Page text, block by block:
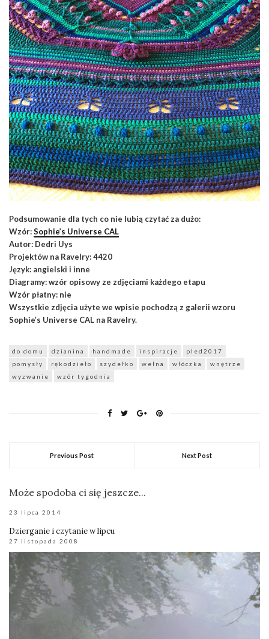
Podsumowanie dla tych co nie lubią czytać za dużo:
Wzór:Sophie’s Universe CAL
Autor: Dedri Uys
Projektów na Ravelry: 4420
Język: angielski i inne
Diagramy: wzór opisowy ze zdjęciami każdego etapu
Wzór płatny: nie
Wszystkie zdjęcia użyte we wpisie pochodzą z galerii wzoru
Sophie’s Universe CAL na Ravelry.
do domu dzianina handmade inspiracje
pled2017
pomysły
rękodzieło szydełko wełna włóczka
wnętrze
wyzwanie
wzór tygodnia
Previous Post Next Post
Może spodoba ci się jeszcze...
23 lipca 2014
Dzierganie i czytanie w lipcu
27 listopada 2008